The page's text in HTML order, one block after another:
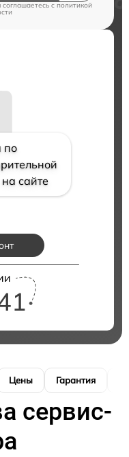
c политикой
по
сайте
Цены Гарантия
сервис-